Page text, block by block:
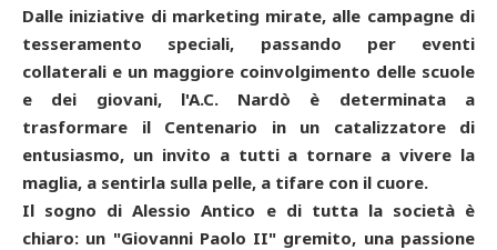
Dalle iniziative di marketing mirate, alle campagne di
tesseramento speciali, passando per eventi
collaterali e un maggiore coinvolgimento delle scuole
e dei giovani, l'A.C. Nardò è determinata a
trasformare il Centenario in un catalizzatore di
entusiasmo, un invito a tutti a tornare a vivere la
maglia, a sentirla sulla pelle, a tifare con il cuore.
Il sogno di Alessio Antico e di tutta la società è
chiaro: un "Giovanni Paolo II" gremito, una passione